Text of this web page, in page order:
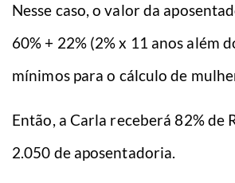
Nesse caso, o valor da
60% + 22% (2% x 11 anos além
mínimos para o cálculo de
Então, a Carla receberá 82% de
2.050 de aposentadoria.